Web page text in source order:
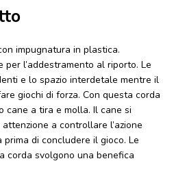
impugnatura in plastica.
per l’addestramento al riporto. Le
e lo spazio interdetale mentre il
giochi di forza. Con questa corda
cane a tira e molla. Il cane si
a controllare l’azione
di concludere il gioco. Le
corda svolgono una benefica